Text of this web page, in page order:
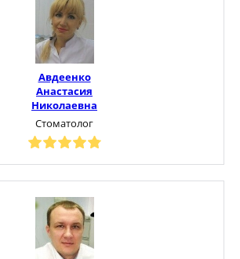
Авдеенко
Анастасия
Николаевна
Стоматолог